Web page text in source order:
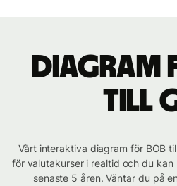
Diagram
till
Vårt interaktiva diagram för BOB
för valutakurser i realtid och du
senaste 5 åren. Väntar du på